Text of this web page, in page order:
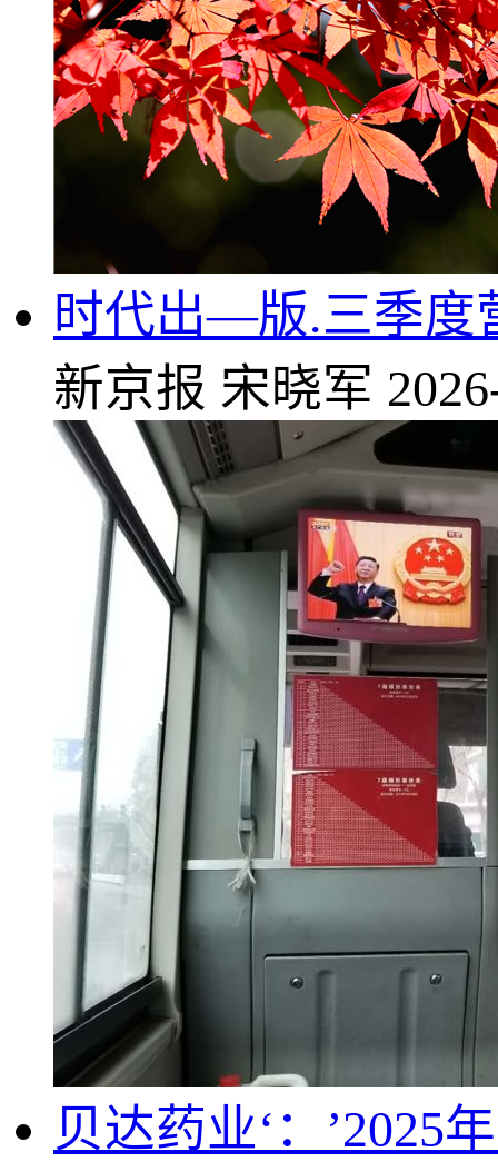
时代出—版.三季度
新京报 宋晓军
贝达药业‘：’2025